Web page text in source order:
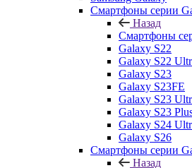
Смартфоны серии
Назад
Смартфоны
Galaxy S22
Galaxy S22
Galaxy S23
Galaxy S23FE
Galaxy S23
Galaxy S23
Galaxy S24
Galaxy S26
Смартфоны серии
Назад